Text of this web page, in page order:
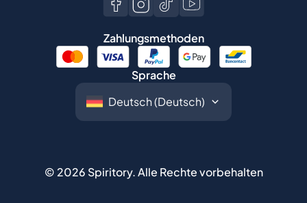
Zahlungsmethoden
Sprache
© 2026 Spiritory.Alle Rechte vorbehalten